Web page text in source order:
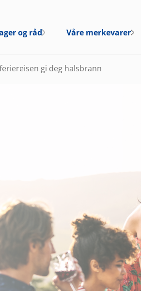
og råd Våre merkevarer
gi deg halsbrann